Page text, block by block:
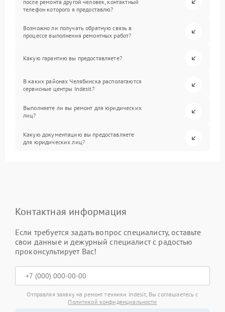
после ремонта другой человек, контактный
телефон которого я предоставлю?
Возможно ли получать обратную связь в
процессе выполнения ремонтных работ?
Какую гарантию вы предоставляете?
В каких районах Челябинска располагаются
сервисные центры Indesit?
Выполняете ли вы ремонт для юридических
лиц?
Какую документацию вы предоставляете
для юридических лиц?
Контактная информация
Если требуется задать вопрос специалисту, оставьте
свои данные и дежурный специалист с радостью
проконсультирует Вас!
Отправляя заявку на ремонт техники Indesit, Вы соглашаетесь с
Политикой конфиденциальности